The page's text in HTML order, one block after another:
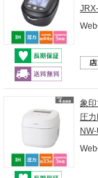
象
圧